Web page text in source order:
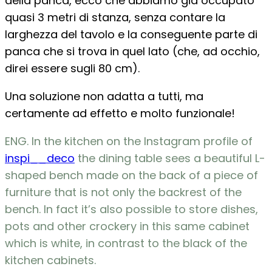
quasi 3 metri di stanza, senza contare la
larghezza del tavolo e la conseguente parte di
panca che si trova in quel lato (che, ad occhio,
direi essere sugli 80 cm).
Una soluzione non adatta a tutti, ma
certamente ad effetto e molto funzionale!
ENG. In the kitchen on the Instagram profile of
inspi__deco the dining table sees a beautiful L-
shaped bench made on the back of a piece of
furniture that is not only the backrest of the
bench. In fact it’s also possible to store dishes,
pots and other crockery in this same cabinet
which is white, in contrast to the black of the
kitchen cabinets.